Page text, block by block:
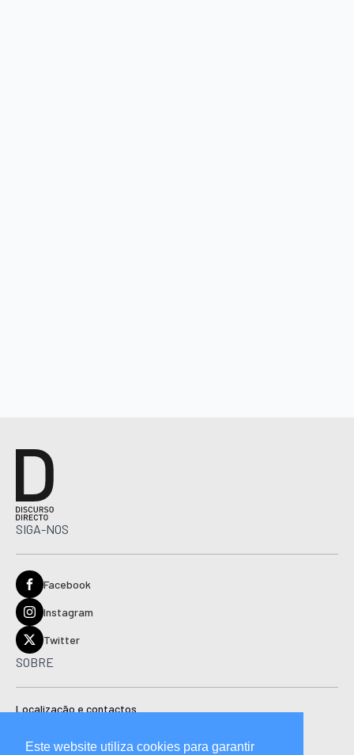
SIGA-NOS
Facebook
Instagram
Twitter
SOBRE
Localização e contactos
Este website utiliza cookies para garantir